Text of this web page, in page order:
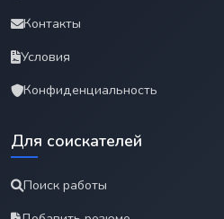
Контакты
Условия
Конфиденциальность
Для соискателей
Поиск работы